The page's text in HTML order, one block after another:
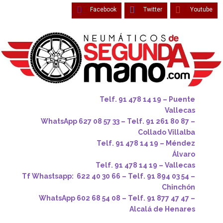
Facebook Twitter Youtube
Telf. 91 478 14 19 – Puente
Vallecas
WhatsApp 627 08 57 33 – Telf. 91 261 80 87 –
Collado Villalba
Telf. 91 478 14 19 – Méndez
Álvaro
Telf. 91 478 14 19 – Vallecas
Tf Whastsapp: 622 40 30 66 – Telf. 91 894 03 54 –
Chinchón
WhatsApp 602 68 54 08 – Telf. 91 877 47 47 –
Alcalá de Henares